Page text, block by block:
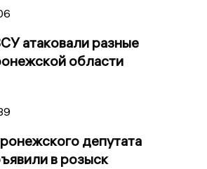
атаковали разные
области
депутата
в розыск